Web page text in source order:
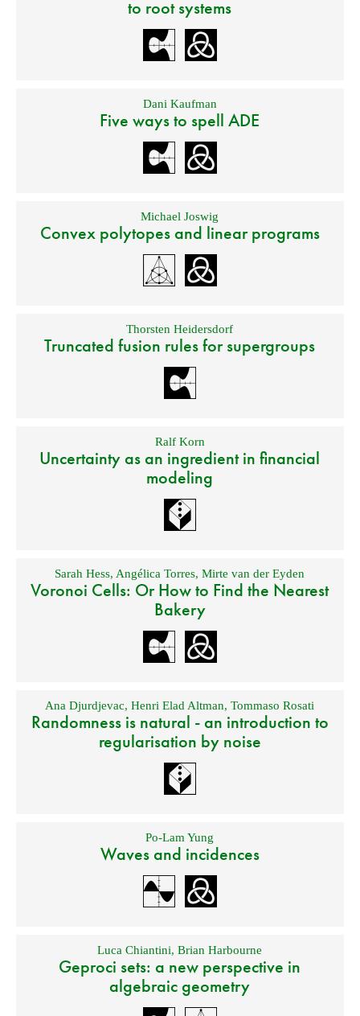
to root systems
Dani Kaufman
Five ways to spell ADE
Michael Joswig
Convex polytopes and linear programs
Thorsten Heidersdorf
Truncated fusion rules for supergroups
Ralf Korn
Uncertainty as an ingredient in financial
modeling
Sarah Hess,Angélica Torres,Mirte van der Eyden
Voronoi Cells: Or How to Find the Nearest
Bakery
Ana Djurdjevac,Henri Elad Altman,Tommaso Rosati
Randomness is natural - an introduction to
regularisation by noise
Po-Lam Yung
Waves and incidences
Luca Chiantini,Brian Harbourne
Geproci sets: a new perspective in
algebraic geometry